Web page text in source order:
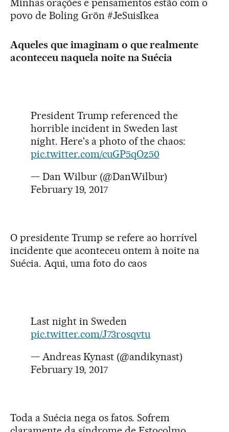
Minhas orações e pensamentos estão com o
povo de Boling Grön #JeSuisIkea
Aqueles que imaginam o que realmente
aconteceu naquela noite na Suécia
President Trump referenced the
horrible incident in Sweden last
night. Here's a photo of the chaos:
pic.twitter.com/cuGP5qOz50
— Dan Wilbur (@DanWilbur)
February 19, 2017
O presidente Trump se refere ao horrível
incidente que aconteceu ontem à noite na
Suécia. Aqui, uma foto do caos
Last night in Sweden
pic.twitter.com/J73rosqvtu
— Andreas Kynast (@andikynast)
February 19, 2017
Toda a Suécia nega os fatos. Sofrem